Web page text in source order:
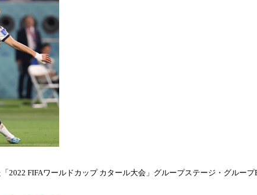
2022 FIFAワールドカップ カタール大会」グループステージ・グループ